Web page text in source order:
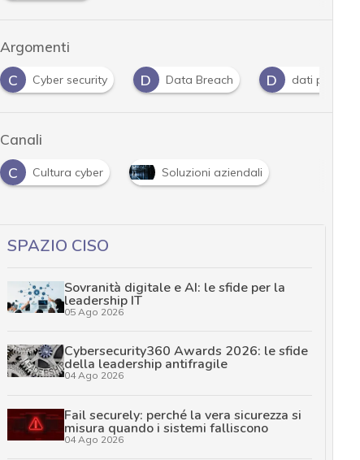
Argomenti
C Cyber security D Data Breach D dati
Canali
C
Cultura cyber Soluzioni aziendali
SPAZIO CISO
Sovranità digitale e AI: le sfide per la
leadership IT
05 Ago 2026
Cybersecurity360 Awards 2026: le sfide
della leadership antifragile
04 Ago 2026
Fail securely: perché la vera sicurezza si
misura quando i sistemi falliscono
04 Ago 2026